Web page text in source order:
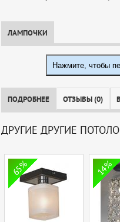
ЛАМПОЧКИ
Нажмите, чтобы
ПОДРОБНЕЕ ОТЗЫВЫ (0)
ДРУГИЕ ДРУГИЕ
65% 14%